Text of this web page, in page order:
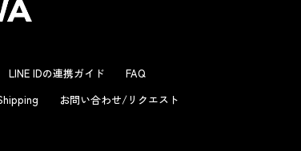
LINE IDの連携ガイド
FAQ
お問い合わせ/リクエスト